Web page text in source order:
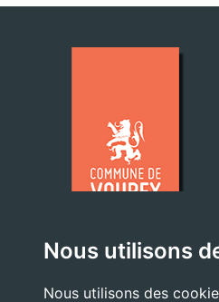
Nous utilisons
Nous utilisons des